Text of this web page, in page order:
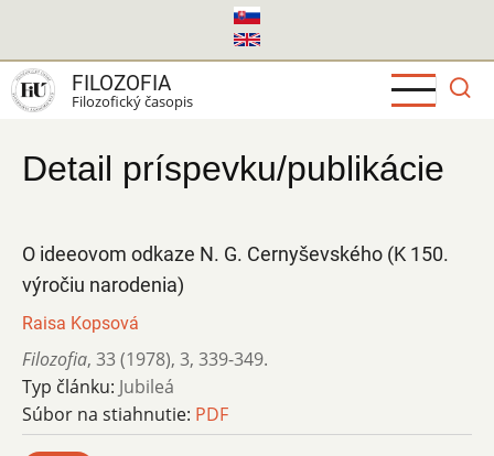
hlavný
obsah
FILOZOFIA
Filozofický časopis
Detail príspevku/publikácie
O ideeovom odkaze N. G. Cernyševského (K 150.
výročiu narodenia)
Raisa Kopsová
Filozofia, 33 (1978), 3, 339-349.
Typ článku: Jubileá
Súbor na stiahnutie: PDF